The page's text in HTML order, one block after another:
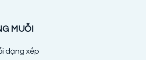
MUỖI
dạng xếp